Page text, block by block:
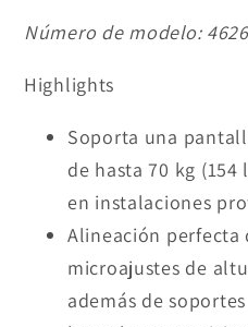
Número de modelo:
Highlights
Soporta una
de hasta 70 kg
en instalaciones
Alineación
microajustes de
además de